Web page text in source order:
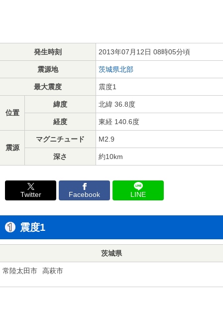
発生時刻 2013年07月12日 08時05分頃
震源地 茨城県北部
最大震度 震度1
位置
緯度 北緯 36.8度
経度 東経 140.6度
震源
マグニチュード M2.9
深さ 約10km
Twitter Facebook LINE
震度1
茨城県
常陸太田市 高萩市